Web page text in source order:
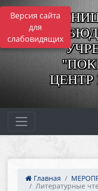
Версия сайта
для
слабовидящих
ЦЕНТР
Главная
Литературные